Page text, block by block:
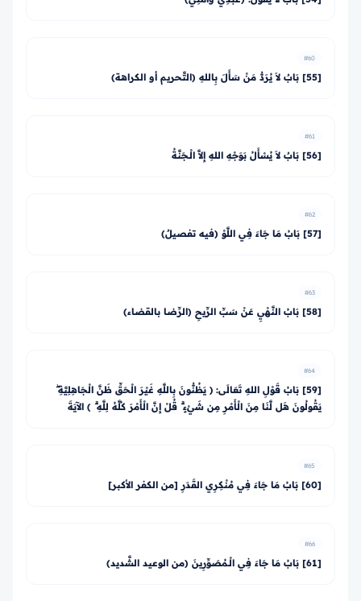
#60
[55] بَابٌ لاَ يُرَدُّ مَنْ سَأَلَ بِاللهِ (التَّحريم أو الكراهة)
#61
[56] بَابٌ لاَ يُسْأَلُ بَوَجْهِ اللهِ إِلاَّ الْـجَنَّةُ
#62
[57] بَابُ مَا جَاءَ فِي اللَّوْ (فيه تفصيلٌ)
#63
[58] بَابُ النَّهْيِ عَنْ سَبِّ الرِّيحِ (الرِّضا بالقضاء)
#64
[59] بَابُ قَوْلِ اللهِ تَعَالَى: ﴿ يَظُنُّونَ بِاللَّهِ غَيْرَ الْحَقِّ ظَنَّ الْجَاهِلِيَّةِ ۖ
يَقُولُونَ هَل لَّنَا مِنَ الْأَمْرِ مِن شَيْءٍ ۗ قُلْ إِنَّ الْأَمْرَ كُلَّهُ لِلَّهِ ۗ ﴾ الآيَةَ
#65
[60] بَابُ مَا جَاءَ فِي مُنْكِرِي القَدَرِ [من الكفر الأكبر]
#66
[61] بَابُ مَا جَاءَ فِي الْـمُصَوِّرِينَ (من الوعيد الشَّديد)